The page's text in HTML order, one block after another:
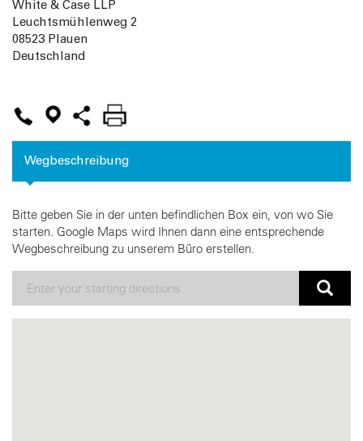
White & Case LLP
Leuchtsmühlenweg 2
08523 Plauen
Deutschland
Wegbeschreibung
Bitte geben Sie in der unten befindlichen Box ein, von wo Sie
starten. Google Maps wird Ihnen dann eine entsprechende
Wegbeschreibung zu unserem Büro erstellen.